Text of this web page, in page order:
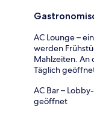
AC Lounge –
werden
Mahlzeiten. An
Täglich
AC Bar –
geöffnet